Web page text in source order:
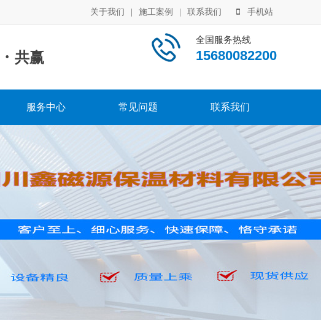
关于我们 施工案例 联系我们 手机站
· 共赢
全国服务热线
15680082200
服务中心 常见问题 联系我们